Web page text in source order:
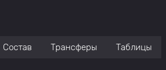
Состав Трансферы Таблицы